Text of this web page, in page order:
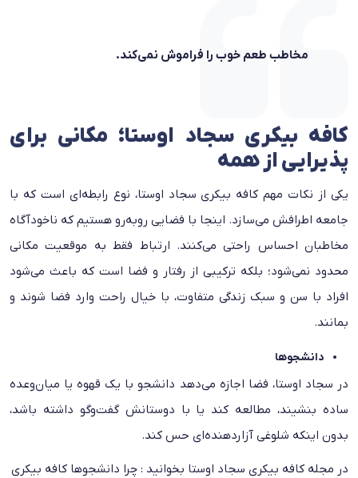
مخاطب طعم خوب را فراموش نمی‌کند.
کافه بیکری سجاد اوستا؛ مکانی برای
پذیرایی از همه
یکی از نکات مهم کافه بیکری سجاد اوستا، نوع رابطه‌ای است که با
جامعه اطرافش می‌سازد. اینجا با فضایی روبه‌رو هستیم که ناخودآگاه
مخاطبان احساس راحتی می‌کنند. ارتباط فقط به موقعیت مکانی
محدود نمی‌شود؛ بلکه ترکیبی از رفتار و فضا است که باعث می‌شود
افراد با سن و سبک زندگی متفاوت، با خیال راحت وارد فضا شوند و
بمانند.
دانشجوها
در سجاد اوستا، فضا اجازه می‌دهد دانشجو با یک قهوه یا میان‌وعده
ساده بنشیند، مطالعه کند یا با دوستانش گفت‌وگو داشته باشد،
بدون اینکه شلوغی آزاردهنده‌ای حس کند.
در مجله کافه بیکری سجاد اوستا بخوانید : چرا دانشجوها کافه بیکری